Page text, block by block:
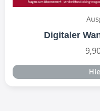
Digitaler